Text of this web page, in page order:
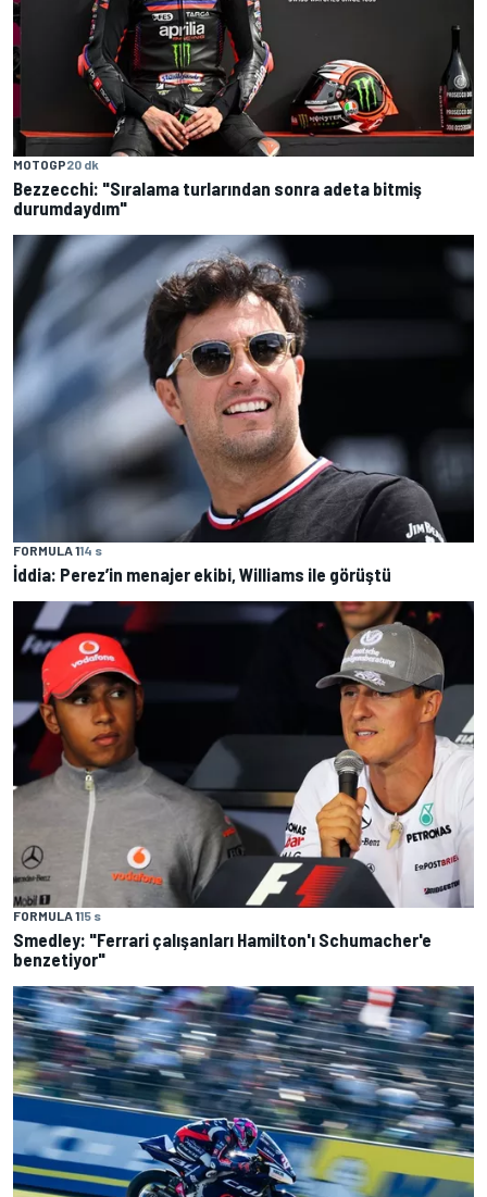
MOTOGP20 dk
Bezzecchi: "Sıralama turlarından sonra adeta bitmiş
durumdaydım"
FORMULA 114 s
İddia: Perez’in menajer ekibi, Williams ile görüştü
FORMULA 115 s
Smedley: "Ferrari çalışanları Hamilton'ı Schumacher'e
benzetiyor"